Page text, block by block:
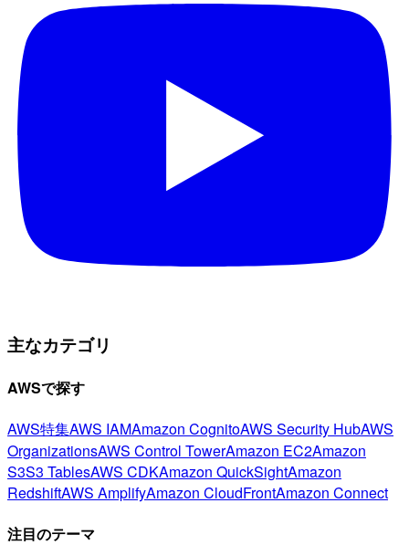
主なカテゴリ
AWSで探す
AWS特集AWS IAMAmazon CognitoAWS Security HubAWS
OrganizationsAWS Control TowerAmazon EC2Amazon
S3S3 TablesAWS CDKAmazon QuickSightAmazon
RedshiftAWS AmplifyAmazon CloudFrontAmazon Connect
注目のテーマ